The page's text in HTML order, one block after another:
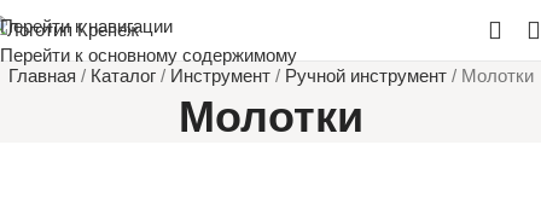
Перейти к навигации
Перейти к основному содержимому
Главная / Каталог/ Инструмент/ Ручной инструмент/ Молотки
Молотки